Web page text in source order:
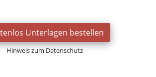
Unterlagen bestellen
Hinweis zum Datenschutz